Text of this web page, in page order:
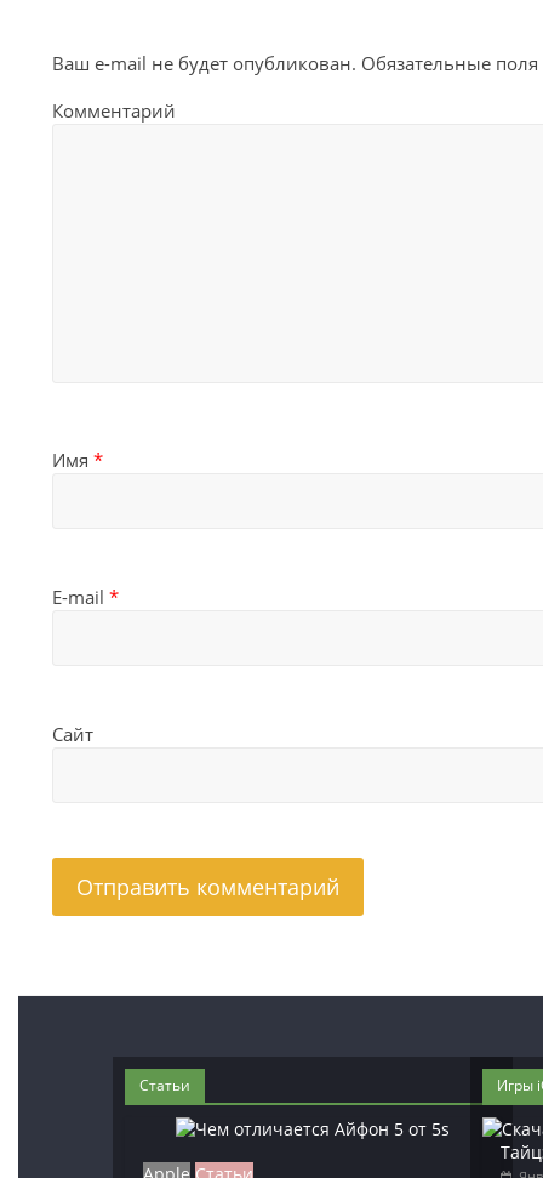
Ваш e-mail не будет опубликован. Обязательные
Комментарий
Имя*
E-mail*
Сайт
Статьи Игры